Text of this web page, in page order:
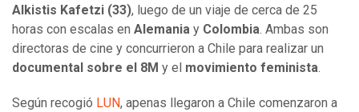
Alkistis Kafetzi (33), luego de un viaje de cerca de 25
horas con escalas en Alemania y Colombia. Ambas son
directoras de cine y concurrieron a Chile para realizar un
documental sobre el 8M y el movimiento feminista.
Según recogió LUN, apenas llegaron a Chile comenzaron a